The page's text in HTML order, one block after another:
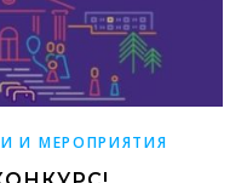
И МЕРОПРИЯТИЯ